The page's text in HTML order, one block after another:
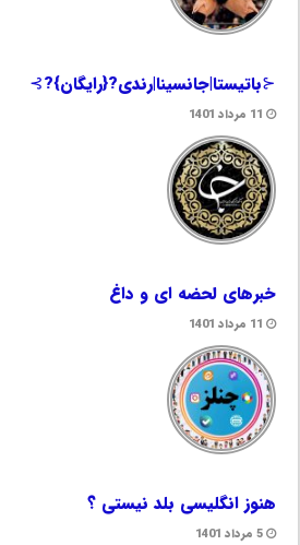
⊰باتیستا|جانسینا|رندی?{رایگان}?⊱
11 مرداد 1401
خبرهای لحضه ای و داغ
11 مرداد 1401
هنوز انگلیسی بلد نیستی ؟
5 مرداد 1401